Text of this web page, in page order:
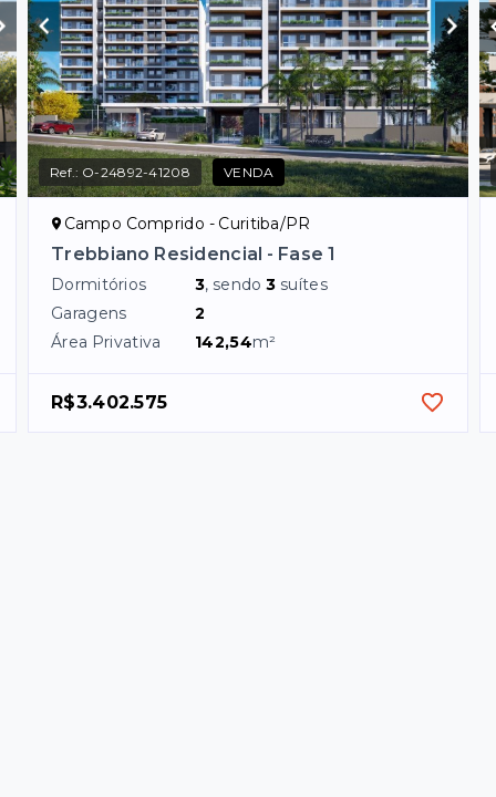
Ref.: O-24892-41208 VENDA
Campo Comprido - Curitiba/PR
Trebbiano Residencial - Fase 1
Dormitórios 3, sendo3 suítes
Garagens
2
Área Privativa
142,54m²
R$3.402.575